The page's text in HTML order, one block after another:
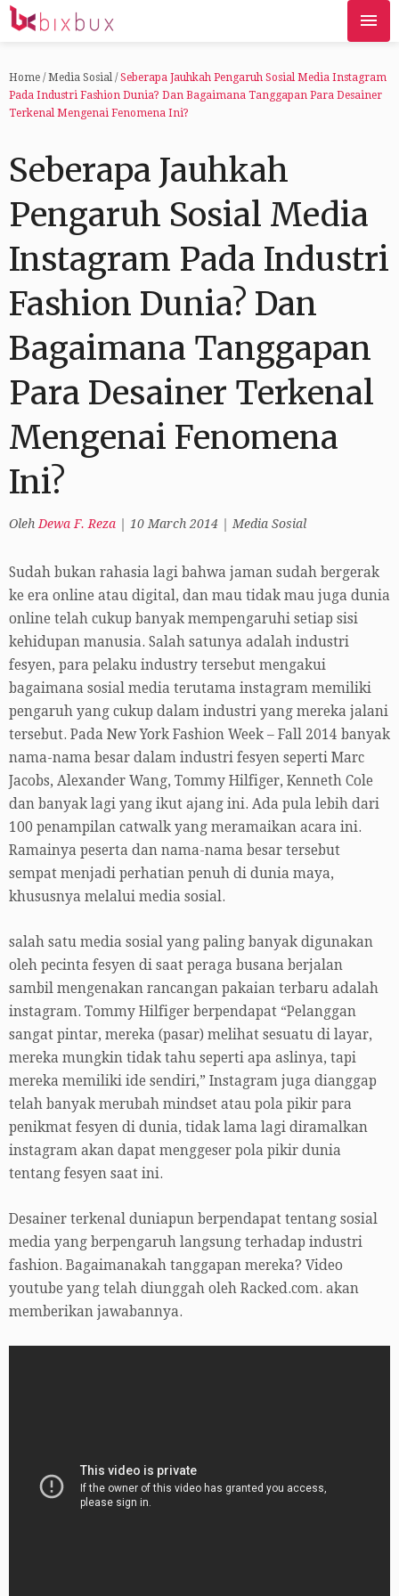
Home / Media Sosial / Seberapa Jauhkah Pengaruh Sosial Media Instagram
Pada Industri Fashion Dunia? Dan Bagaimana Tanggapan Para Desainer
Terkenal Mengenai Fenomena Ini?
Seberapa Jauhkah
Pengaruh Sosial Media
Instagram Pada Industri
Fashion Dunia? Dan
Bagaimana Tanggapan
Para Desainer Terkenal
Mengenai Fenomena
Ini?
Oleh Dewa F. Reza 10 March 2014 Media Sosial
Sudah bukan rahasia lagi bahwa jaman sudah bergerak
ke era online atau digital, dan mau tidak mau juga dunia
online telah cukup banyak mempengaruhi setiap sisi
kehidupan manusia. Salah satunya adalah industri
fesyen, para pelaku industry tersebut mengakui
bagaimana sosial media terutama instagram memiliki
pengaruh yang cukup dalam industri yang mereka jalani
tersebut. Pada New York Fashion Week – Fall 2014 banyak
nama-nama besar dalam industri fesyen seperti Marc
Jacobs, Alexander Wang, Tommy Hilfiger, Kenneth Cole
dan banyak lagi yang ikut ajang ini. Ada pula lebih dari
100 penampilan catwalk yang meramaikan acara ini.
Ramainya peserta dan nama-nama besar tersebut
sempat menjadi perhatian penuh di dunia maya,
khususnya melalui media sosial.
salah satu media sosial yang paling banyak digunakan
oleh pecinta fesyen di saat peraga busana berjalan
sambil mengenakan rancangan pakaian terbaru adalah
instagram. Tommy Hilfiger berpendapat “Pelanggan
sangat pintar, mereka (pasar) melihat sesuatu di layar,
mereka mungkin tidak tahu seperti apa aslinya, tapi
mereka memiliki ide sendiri,” Instagram juga dianggap
telah banyak merubah mindset atau pola pikir para
penikmat fesyen di dunia, tidak lama lagi diramalkan
instagram akan dapat menggeser pola pikir dunia
tentang fesyen saat ini.
Desainer terkenal duniapun berpendapat tentang sosial
media yang berpengaruh langsung terhadap industri
fashion. Bagaimanakah tanggapan mereka? Video
youtube yang telah diunggah oleh Racked.com. akan
memberikan jawabannya.